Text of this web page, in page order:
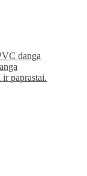
danga
paprastai.